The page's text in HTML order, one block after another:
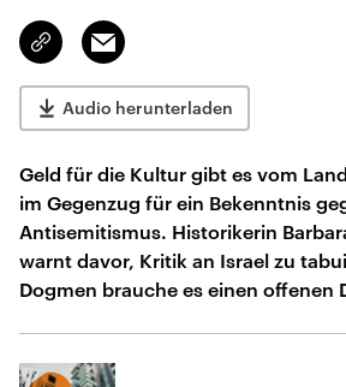
Link
kopieren/teilen
Email
Audio herunterladen
Geld für die Kultur gibt es vom
im Gegenzug für ein Bekenntnis
Antisemitismus. Historikerin
warnt davor, Kritik an Israel zu
Dogmen brauche es einen offenen